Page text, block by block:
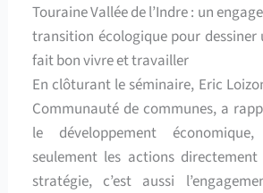
Touraine Vallée de l’Indre : un
transition écologique pour
fait bon vivre et travailler
En clôturant le séminaire, Eric
Communauté de communes, a
le développement
seulement les actions
stratégie, c’est aussi